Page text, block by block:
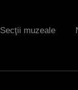
Secţii muzeale